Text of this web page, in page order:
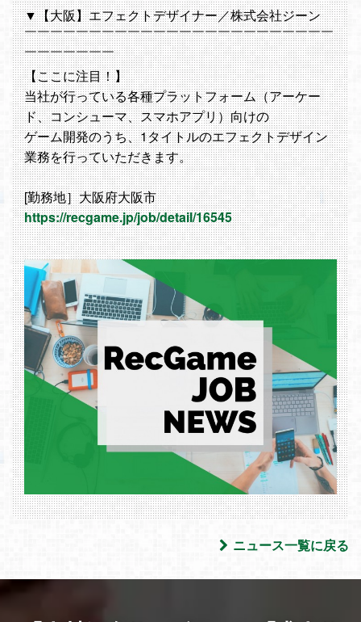
▼【大阪】エフェクトデザイナー／株式会社ジーン
￣￣￣￣￣￣￣￣￣￣￣￣￣￣￣￣￣￣￣￣￣￣￣￣
￣￣￣￣￣￣￣
【ここに注目！】
当社が行っている各種プラットフォーム（アーケー
ド、コンシューマ、スマホアプリ）向けの
ゲーム開発のうち、1タイトルのエフェクトデザイン
業務を行っていただきます。
[勤務地］大阪府大阪市
https://recgame.jp/job/detail/16545
ニュース一覧に戻る